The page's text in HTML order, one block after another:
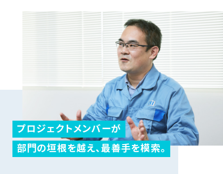
プロジェクトメンバーが
部門の垣根を越え、最善手を模索。